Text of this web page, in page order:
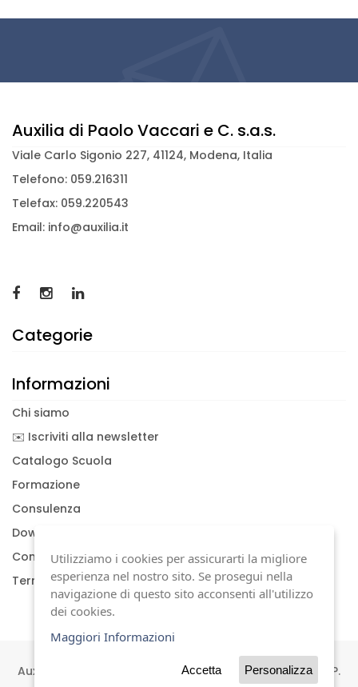
Auxilia di Paolo Vaccari e C. s.a.s.
Viale Carlo Sigonio 227, 41124, Modena, Italia
Telefono: 059.216311
Telefax: 059.220543
Email: info@auxilia.it
Categorie
Informazioni
Chi siamo
✉️ Iscriviti alla newsletter
Catalogo Scuola
Formazione
Consulenza
Download documenti
Condizioni generali
Termini di garanzia
Auxilia s.a.s | Viale Carlo Sigonio, 227 | 41124 Modena | P.
Utilizziamo i cookies per assicurarti la migliore
esperienza nel nostro sito. Se prosegui nella
navigazione di questo sito acconsenti all'utilizzo
dei cookies.
Maggiori Informazioni
Accetta Personalizza